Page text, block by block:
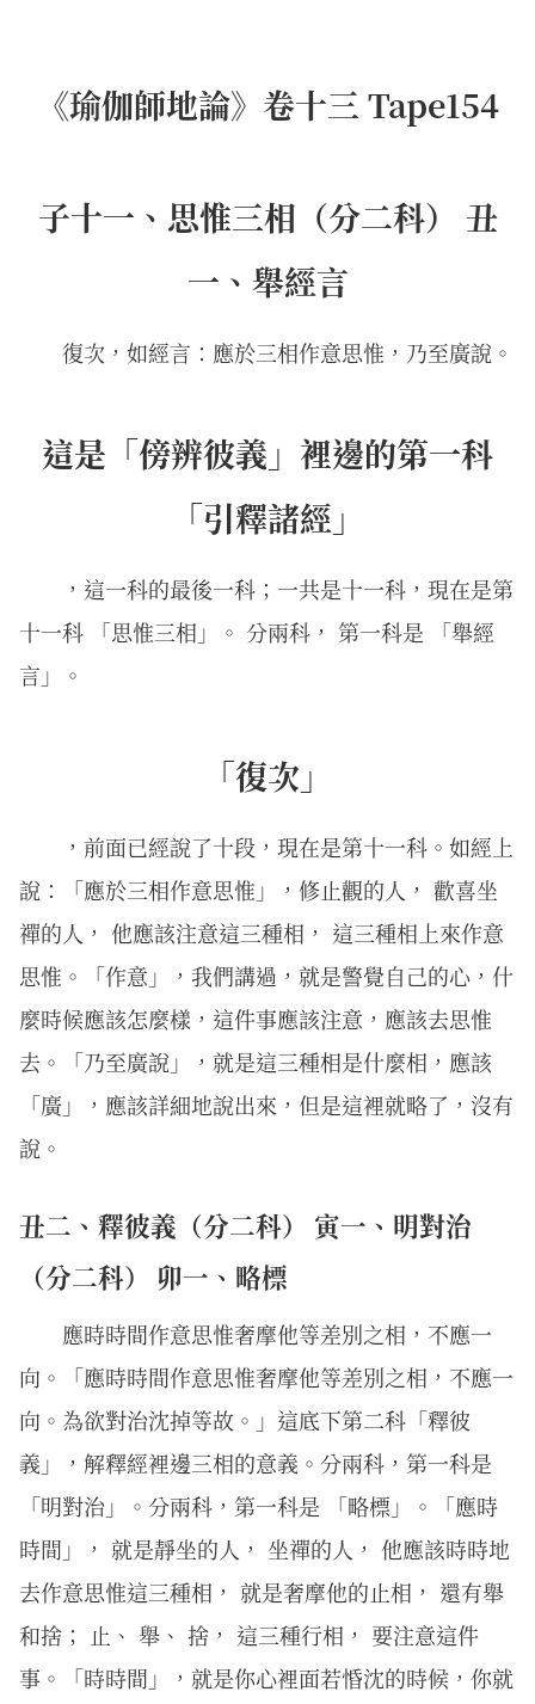
《瑜伽師地論》卷十三 Tape154
子十一、思惟三相（分二科） 丑
一、舉經言
復次，如經言：應於三相作意思惟，乃至廣說。
這是「傍辨彼義」裡邊的第一科
「引釋諸經」
，這一科的最後一科；一共是十一科，現在是第
十一科 「思惟三相」。 分兩科， 第一科是 「舉經
言」。
「復次」
，前面已經說了十段，現在是第十一科。如經上
說：「應於三相作意思惟」，修止觀的人， 歡喜坐
禪的人， 他應該注意這三種相， 這三種相上來作意
思惟。「作意」，我們講過，就是警覺自己的心，什
麼時候應該怎麼樣，這件事應該注意，應該去思惟
去。「乃至廣說」，就是這三種相是什麼相，應該
「廣」，應該詳細地說出來，但是這裡就略了，沒有
說。
丑二、釋彼義（分二科） 寅一、明對治
（分二科） 卯一、略標
應時時間作意思惟奢摩他等差別之相，不應一
向。「應時時間作意思惟奢摩他等差別之相，不應一
向。為欲對治沈掉等故。」這底下第二科「釋彼
義」，解釋經裡邊三相的意義。分兩科，第一科是
「明對治」。分兩科，第一科是 「略標」。「應時
時間」， 就是靜坐的人， 坐禪的人， 他應該時時地
去作意思惟這三種相， 就是奢摩他的止相， 還有舉
和捨； 止、 舉、 捨， 這三種行相， 要注意這件
事。「時時間」，就是你心裡面若惛沈的時候，你就